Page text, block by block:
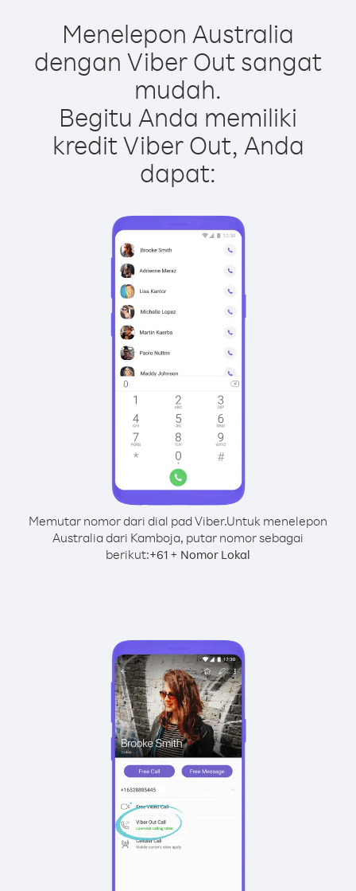
Menelepon Australia
dengan Viber Out sangat
mudah.
Begitu Anda memiliki
kredit Viber Out, Anda
dapat:
Memutar nomor dari dial pad Viber.Untuk menelepon
Australia dari Kamboja, putar nomor sebagai
berikut:+61 + Nomor Lokal